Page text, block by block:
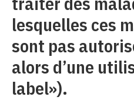
lesquelles ces
sont pas
alors d’une
label»).